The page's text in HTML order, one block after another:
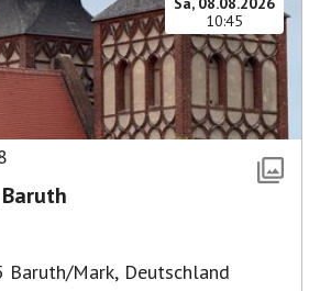
10:45
Baruth/Mark, Deutschland